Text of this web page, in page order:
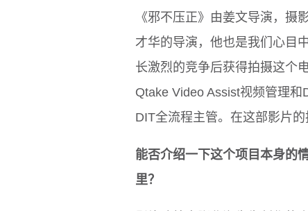
《邪不压正》由姜文导演，摄
才华的导演，他也是我们心目
长激烈的竞争后获得拍摄这个
Qtake Video Assist视频管理
DIT全流程主管。在这部影片
能否介绍一下这个项目本身的
里？